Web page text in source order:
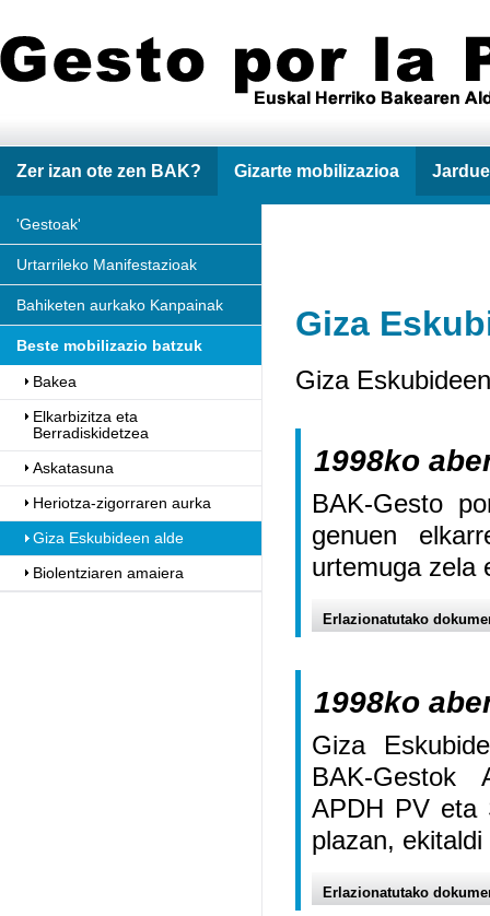
Zer izan ote zen BAK? Gizarte mobilizazioa
'Gestoak'
Urtarrileko Manifestazioak
Bahiketen aurkako Kanpainak
Beste mobilizazio batzuk
Bakea
Elkarbizitza eta
Berradiskidetzea
Askatasuna
Heriotza-zigorraren aurka
Giza Eskubideen alde
Biolentziaren amaiera
Giza
Giza
1998ko
BAK-Gesto
genuen
urtemuga zela
Erlazionatutako
1998ko
Giza
BAK-Gestok
APDH PV eta
plazan,
Erlazionatutako